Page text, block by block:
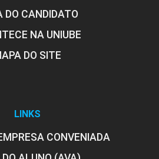
DO CANDIDATO
NA UNIUBE
DO SITE
LINKS
CONVENIADA